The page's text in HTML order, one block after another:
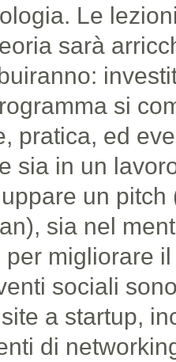
Le
sarà
si
pratica, ed
sia in un
un
sia nel
migliorare
sociali
a startup,
di